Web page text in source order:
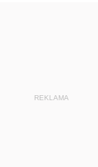
REKLAMA